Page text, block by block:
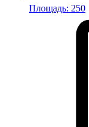
Площадь: 250